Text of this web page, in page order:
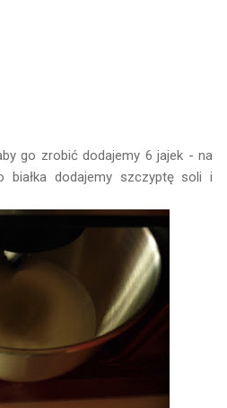
go zrobić dodajemy 6 jajek - na
białka dodajemy szczyptę soli i